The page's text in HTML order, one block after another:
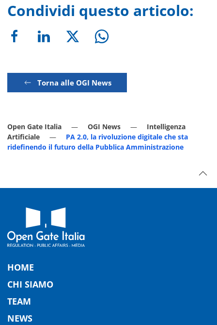
Condividi questo articolo:
Torna alle OGI News
Open Gate Italia OGI News
Intelligenza
Artificiale
PA 2.0, la rivoluzione digitale che sta
ridefinendo il futuro della Pubblica Amministrazione
HOME
CHI SIAMO
TEAM
NEWS